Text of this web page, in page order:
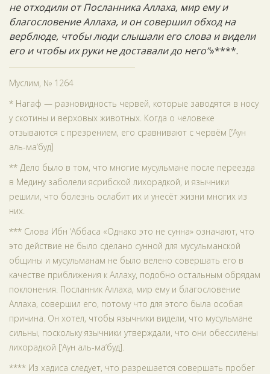
не отходили от Посланника Аллаха, мир ему и
благословение Аллаха, и он совершил обход на
верблюде, чтобы люди слышали его слова и видели
его и чтобы их руки не доставали до него”»****.
Муслим, № 1264
* Нагаф — разновидность червей, которые заводятся в носу
у скотины и верховых животных. Когда о человеке
отзываются с презрением, его сравнивают с червём [‘Аун
аль-ма‘буд]
** Дело было в том, что многие мусульмане после переезда
в Медину заболели ясрибской лихорадкой, и язычники
решили, что болезнь ослабит их и унесёт жизни многих из
них.
*** Слова Ибн ‘Аббаса «Однако это не сунна» означают, что
это действие не было сделано сунной для мусульманской
общины и мусульманам не было велено совершать его в
качестве приближения к Аллаху, подобно остальным обрядам
поклонения. Посланник Аллаха, мир ему и благословение
Аллаха, совершил его, потому что для этого была особая
причина. Он хотел, чтобы язычники видели, что мусульмане
сильны, поскольку язычники утверждали, что они обессилены
лихорадкой [‘Аун аль-ма‘буд].
**** Из хадиса следует, что разрешается совершать пробег